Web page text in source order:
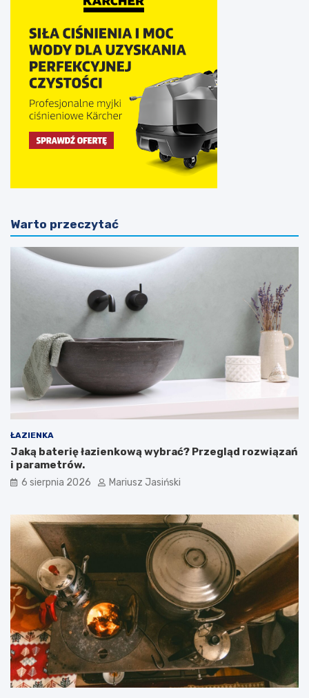
Warto przeczytać
ŁAZIENKA
Jaką baterię łazienkową wybrać? Przegląd rozwiązań
i parametrów.
6 sierpnia 2026 Mariusz Jasiński